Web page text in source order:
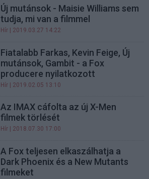
Új mutánsok - Maisie Williams sem
tudja, mi van a filmmel
Hír | 2019.03.27 14:22
Fiatalabb Farkas, Kevin Feige, Új
mutánsok, Gambit - a Fox
producere nyilatkozott
Hír | 2019.02.05 13:10
Az IMAX cáfolta az új X-Men
filmek törlését
Hír | 2018.07.30 17:00
A Fox teljesen elkaszálhatja a
Dark Phoenix és a New Mutants
filmeket